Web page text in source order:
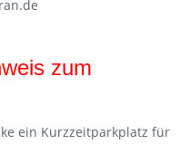
zum
ein Kurzzeitparkplatz für